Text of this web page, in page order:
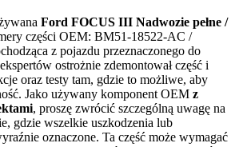
Ford FOCUS III Nadwozie pełne /
części OEM: BM51-18522-AC /
z pojazdu przeznaczonego do
ostrożnie zdemontował część i
oraz testy tam, gdzie to możliwe, aby
Jako używany komponent OEM z
, proszę zwrócić szczególną uwagę na
gdzie wszelkie uszkodzenia lub
oznaczone. Ta część może wymagać